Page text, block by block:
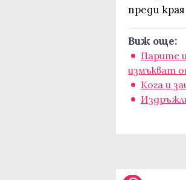
преди
Виж още:
Парите
измъкват
Кога и